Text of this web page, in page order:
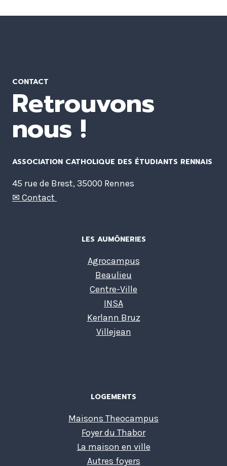
CONTACT
Retrouvons
nous !
ASSOCIATION CATHOLIQUE DES ÉTUDIANTS RENNAIS
45 rue de Brest, 35000 Rennes
✉ Contact
LES AUMÔNERIES
Agrocampus
Beaulieu
Centre-Ville
INSA
Kerlann Bruz
Villejean
LOGEMENTS
Maisons Theocampus
Foyer du Thabor
La maison en ville
Autres foyers